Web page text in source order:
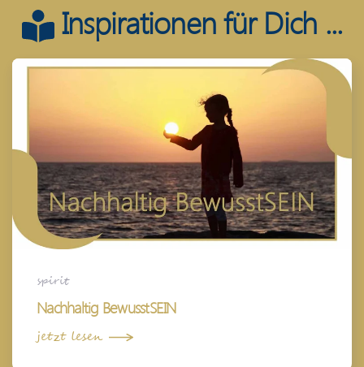
Inspirationen für Dich ...
spirit
Nachhaltig BewusstSEIN
jetzt lesen